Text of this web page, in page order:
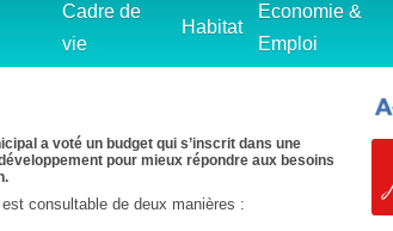
Cadre de
vie
Habitat
Economie &
Emploi
a voté un budget qui s’inscrit dans une
pour mieux répondre aux besoins
consultable de deux manières :